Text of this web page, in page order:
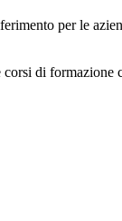
per le
di formazione